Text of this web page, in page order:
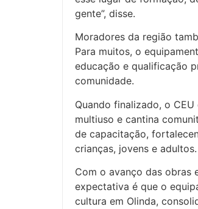
gente”, disse.
Moradores da região
Para muitos, o
educação e qualificação
comunidade.
Quando finalizado, o
multiuso e cantina
de capacitação,
crianças, jovens e adultos.
Com o avanço das obras
expectativa é que o
cultura em Olinda,